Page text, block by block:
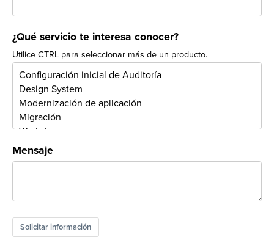
¿Qué servicio te interesa conocer?
Utilice CTRL para seleccionar más de un producto.
Mensaje
Solicitar información